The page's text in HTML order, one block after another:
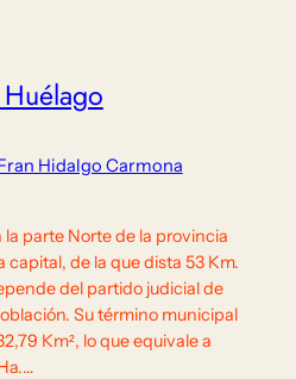
Hidalgo Carmona
parte Norte de la provincia
capital, de la que dista 53 Km.
del partido judicial de
Su término municipal
Km², lo que equivale a